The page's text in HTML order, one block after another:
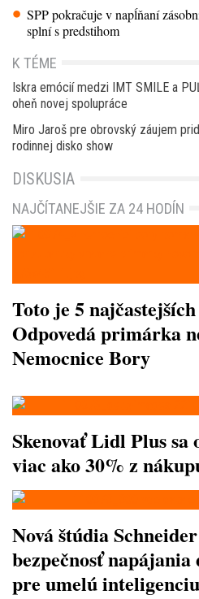
SPP pokračuje v napĺňaní
splní s predstihom
K TÉME
Iskra emócií medzi IMT SMILE a
oheň novej spolupráce
Miro Jaroš pre obrovský záujem
rodinnej disko show
DISKUSIA
NAJČÍTANEJŠIE ZA 24 HODÍN
Toto je 5
Odpovedá primárka
Nemocnice Bory
Skenovať Lidl Plus
viac ako 30% z
Nová štúdia
bezpečnosť
pre umelú inteligenciu